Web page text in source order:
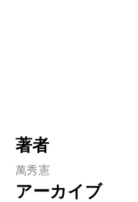
著者
萬秀憲
アーカイブ